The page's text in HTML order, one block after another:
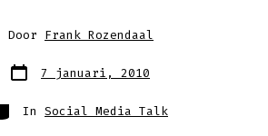
Door Frank Rozendaal
Berichtdatum
7 januari, 2010
In Social Media Talk